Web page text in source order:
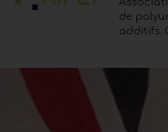
de
additifs.